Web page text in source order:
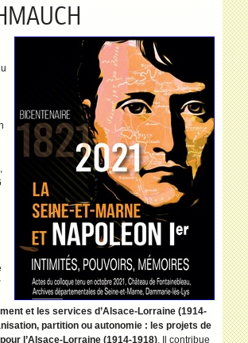
et les services d’Alsace-Lorraine (1914-
partition ou autonomie : les projets de
l’Alsace-Lorraine (1914-1918). Il contribue